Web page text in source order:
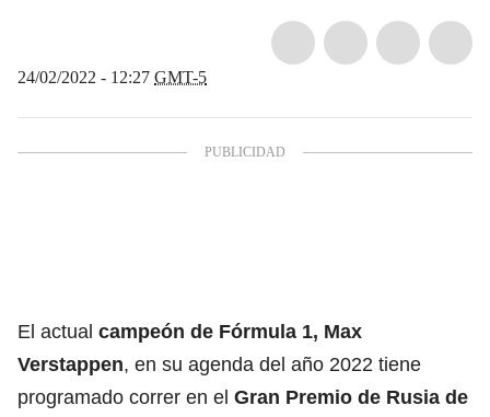
24/02/2022 - 12:27 GMT-5
El actual campeón de Fórmula 1, Max
Verstappen, en su agenda del año 2022 tiene
programado correr en el Gran Premio de Rusia de